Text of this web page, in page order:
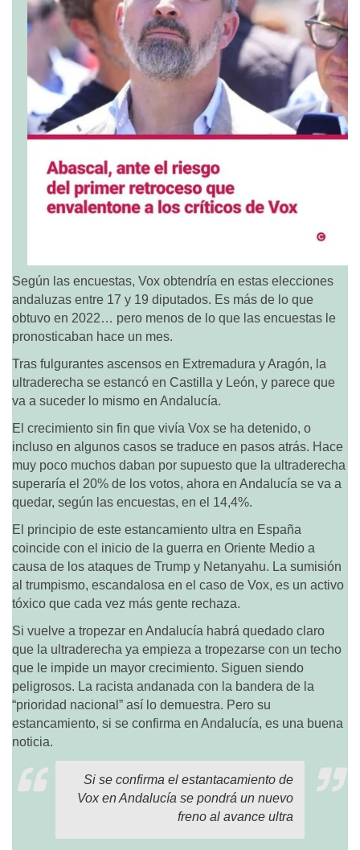
Según las encuestas, Vox obtendría en estas elecciones
andaluzas entre 17 y 19 diputados. Es más de lo que
obtuvo en 2022… pero menos de lo que las encuestas le
pronosticaban hace un mes.
Tras fulgurantes ascensos en Extremadura y Aragón, la
ultraderecha se estancó en Castilla y León, y parece que
va a suceder lo mismo en Andalucía.
El crecimiento sin fin que vivía Vox se ha detenido, o
incluso en algunos casos se traduce en pasos atrás. Hace
muy poco muchos daban por supuesto que la ultraderecha
superaría el 20% de los votos, ahora en Andalucía se va a
quedar, según las encuestas, en el 14,4%.
El principio de este estancamiento ultra en España
coincide con el inicio de la guerra en Oriente Medio a
causa de los ataques de Trump y Netanyahu. La sumisión
al trumpismo, escandalosa en el caso de Vox, es un activo
tóxico que cada vez más gente rechaza.
Si vuelve a tropezar en Andalucía habrá quedado claro
que la ultraderecha ya empieza a tropezarse con un techo
que le impide un mayor crecimiento. Siguen siendo
peligrosos. La racista andanada con la bandera de la
“prioridad nacional” así lo demuestra. Pero su
estancamiento, si se confirma en Andalucía, es una buena
noticia.
Si se confirma el estantacamiento de
Vox en Andalucía se pondrá un nuevo
freno al avance ultra